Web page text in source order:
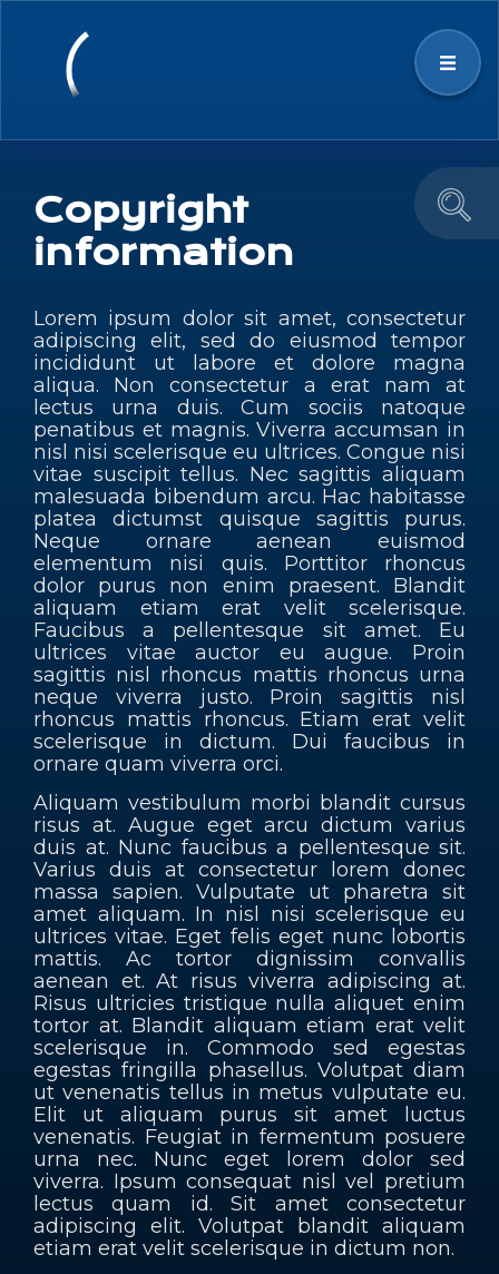
Space Ecosystem
News & Events
Education and Outreach
Team
Contacts
EN
Copyright
information
Lorem ipsum dolor sit amet, consectetur
adipiscing elit, sed do eiusmod tempor
incididunt ut labore et dolore magna
aliqua. Non consectetur a erat nam at
lectus urna duis. Cum sociis natoque
penatibus et magnis. Viverra accumsan in
nisl nisi scelerisque eu ultrices. Congue nisi
vitae suscipit tellus. Nec sagittis aliquam
malesuada bibendum arcu. Hac habitasse
platea dictumst quisque sagittis purus.
Neque ornare aenean euismod
elementum nisi quis. Porttitor rhoncus
dolor purus non enim praesent. Blandit
aliquam etiam erat velit scelerisque.
Faucibus a pellentesque sit amet. Eu
ultrices vitae auctor eu augue. Proin
sagittis nisl rhoncus mattis rhoncus urna
neque viverra justo. Proin sagittis nisl
rhoncus mattis rhoncus. Etiam erat velit
scelerisque in dictum. Dui faucibus in
ornare quam viverra orci.
Aliquam vestibulum morbi blandit cursus
risus at. Augue eget arcu dictum varius
duis at. Nunc faucibus a pellentesque sit.
Varius duis at consectetur lorem donec
massa sapien. Vulputate ut pharetra sit
amet aliquam. In nisl nisi scelerisque eu
ultrices vitae. Eget felis eget nunc lobortis
mattis. Ac tortor dignissim convallis
aenean et. At risus viverra adipiscing at.
Risus ultricies tristique nulla aliquet enim
tortor at. Blandit aliquam etiam erat velit
scelerisque in. Commodo sed egestas
egestas fringilla phasellus. Volutpat diam
ut venenatis tellus in metus vulputate eu.
Elit ut aliquam purus sit amet luctus
venenatis. Feugiat in fermentum posuere
urna nec. Nunc eget lorem dolor sed
viverra. Ipsum consequat nisl vel pretium
lectus quam id. Sit amet consectetur
adipiscing elit. Volutpat blandit aliquam
etiam erat velit scelerisque in dictum non.